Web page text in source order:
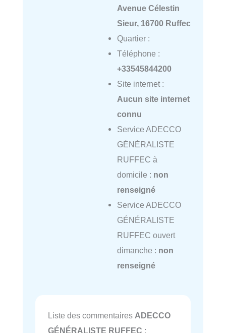
Avenue Célestin
Sieur, 16700 Ruffec
Quartier :
Téléphone :
+33545844200
Site internet :
Aucun site internet
connu
Service ADECCO
GÉNÉRALISTE
RUFFEC à
domicile : non
renseigné
Service ADECCO
GÉNÉRALISTE
RUFFEC ouvert
dimanche : non
renseigné
Liste des commentaires ADECCO
GÉNÉRALISTE RUFFEC :